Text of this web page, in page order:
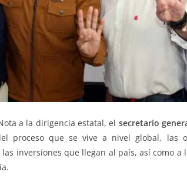
a la dirigencia estatal, el secretario
proceso que se vive a nivel global, las
inversiones que llegan al país, así como a